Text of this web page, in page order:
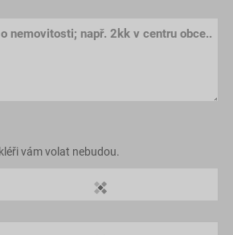
nemovitosti; např. 2kk v centru obce..
vám volat nebudou.